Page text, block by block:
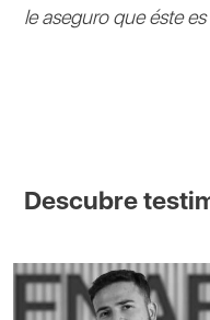
le aseguro que éste
Descubre